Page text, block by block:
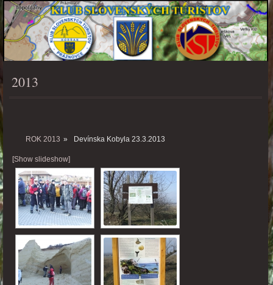
2013
ROK 2013 » Devínska Kobyla 23.3.2013
[Show slideshow]